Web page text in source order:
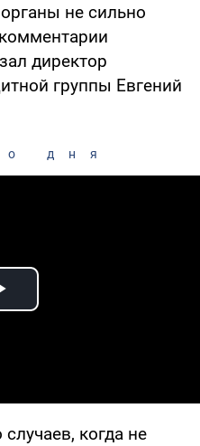
не сильно
директор
группы Евгений
дня
Video
когда не